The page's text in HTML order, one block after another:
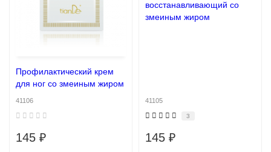
Профилактический крем
для ног со змеиным жиром
41106
145 ₽
восстанавливающий со
змеиным жиром
41105
3
145 ₽